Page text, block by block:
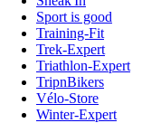
Sport is good
Training-Fit
Trek-Expert
Triathlon-Expert
TripnBikers
Vélo-Store
Winter-Expert